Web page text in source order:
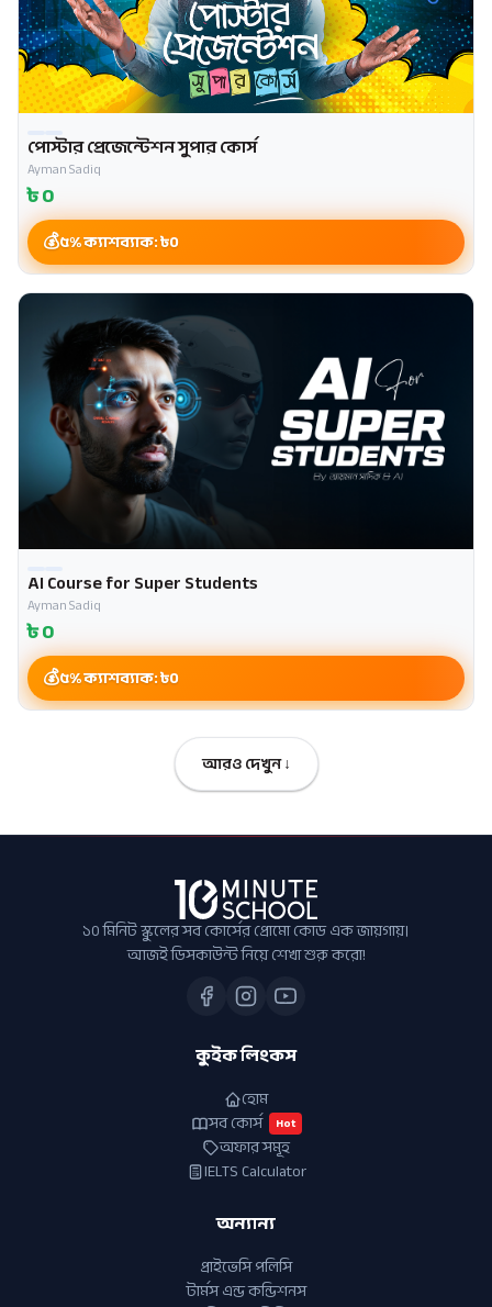
পোস্টার প্রেজেন্টেশন সুপার কোর্স
Ayman Sadiq
৳0
৫% ক্যাশব্যাক: ৳0
AI Course for Super Students
Ayman Sadiq
৳0
৫% ক্যাশব্যাক: ৳0
আরও দেখুন ↓
১০ মিনিট স্কুলের সব কোর্সের প্রোমো কোড এক জায়গায়।
আজই ডিসকাউন্ট নিয়ে শেখা শুরু করো!
কুইক লিংকস
হোম
সব কোর্স
Hot
অফার সমূহ
IELTS Calculator
অন্যান্য
প্রাইভেসি পলিসি
টার্মস এন্ড কন্ডিশনস